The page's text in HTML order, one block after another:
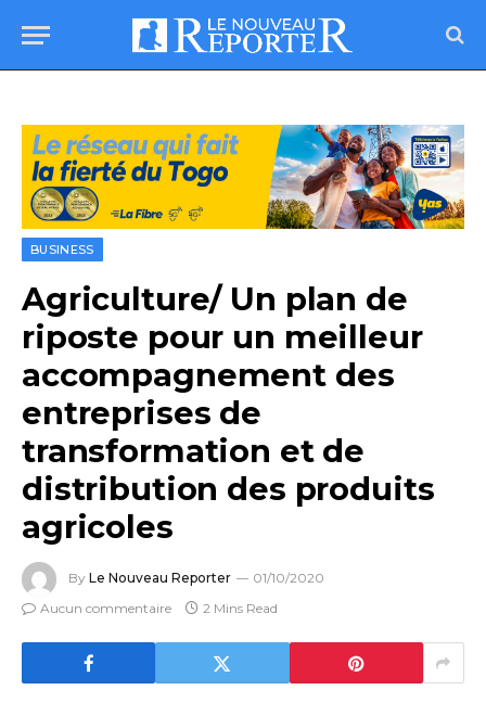
BUSINESS
Agriculture/ Un plan de
riposte pour un meilleur
accompagnement des
entreprises de
transformation et de
distribution des produits
agricoles
By Le Nouveau Reporter
01/10/2020
Aucun commentaire
2 Mins Read